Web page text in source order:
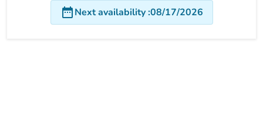
date_rangeNext availability:08/17/2026